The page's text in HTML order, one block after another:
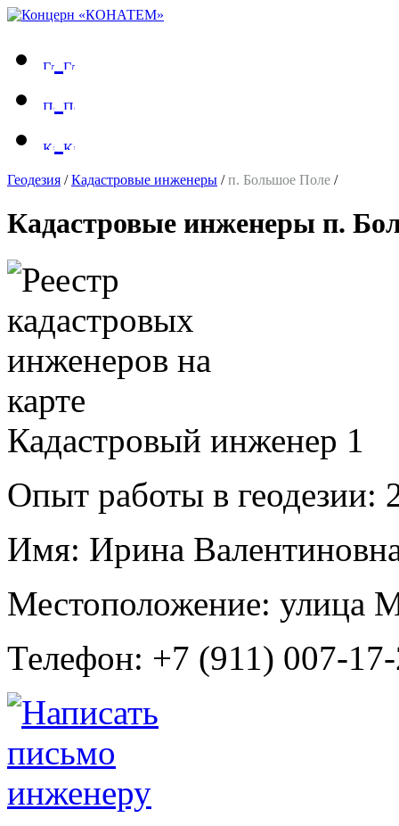
Геодезия /Кадастровые инженеры /п. Большое Поле /
Кадастровые инженеры п.
Кадастровый инженер 1
Опыт работы в геодезии:
Имя: Ирина
Местоположение: улица
Телефон: +7 (911) 007-